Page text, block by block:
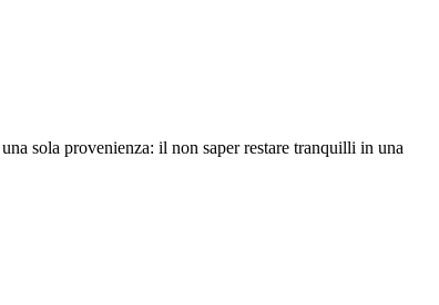
sola provenienza: il non saper restare tranquilli in una